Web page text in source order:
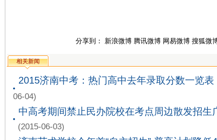
分享到： 新浪微博 腾讯微博 网易微博 搜狐微
相关新闻
2015济南中考：热门高中去年录取分数一览表
06-04)
中高考期间禁止民办院校在考点周边散发招生
(2015-06-03)